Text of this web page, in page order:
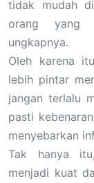
tidak mudah
orang yang
ungkapnya.
Oleh karena
lebih pintar
jangan terlalu
pasti
menyebarkan
Tak hanya
menjadi kuat